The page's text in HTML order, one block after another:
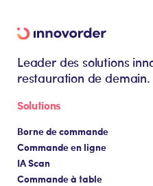
Leader des solutions
restauration de demain.
Solutions
Borne de commande
Commande en ligne
IA Scan
Commande à table